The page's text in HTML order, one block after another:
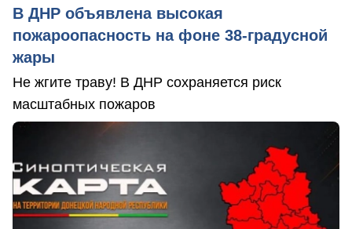
В ДНР объявлена высокая
пожароопасность на фоне 38-градусной
жары
Не жгите траву! В ДНР сохраняется риск
масштабных пожаров